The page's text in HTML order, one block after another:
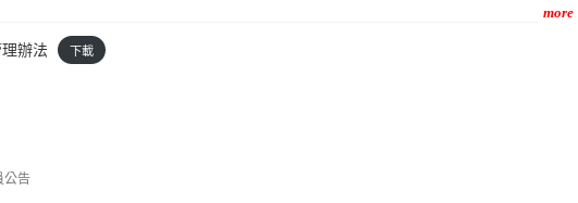
辦法 下載
公告
more